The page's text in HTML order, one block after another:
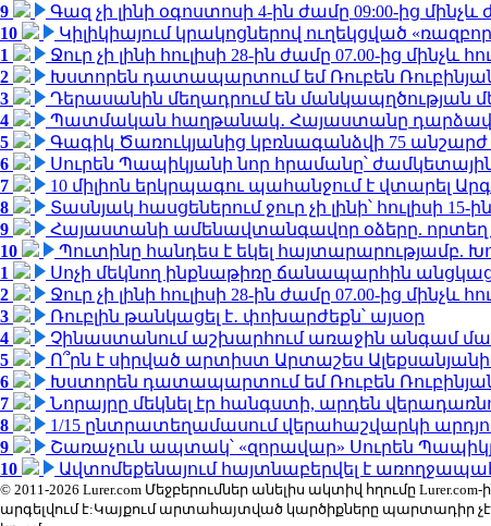
9
Գազ չի լինի օգոստոսի 4-ին ժամը 09:00-ից մինչև
10
Կիլիկիայում կրակոցներով ուղեկցված
1
Ջուր չի լինի հուլիսի 28-ին ժամը 07.00-ից մինչև
2
Խստորեն դատապարտում եմ Ռուբեն
3
Դերասանին մեղադրում են մանկապղծության
4
Պատմական հաղթանակ․ Հայաստանը դարձավ
5
Գագիկ Ծառուկյանից կբռնագանձվի 75 անշարժ
6
Սուրեն Պապիկյանի նոր հրամանը՝
7
10 միլիոն երկրպագու պահանջում է վտարել
8
Տասնյակ հասցեներում ջուր չի լինի՝ հուլիսի 15-
9
Հայաստանի ամենավտանգավոր օձերը.
10
Պուտինը հանդես է եկել հայտարարությամբ.
1
Սոչի մեկնող ինքնաթիռը ճանապարհին
2
Ջուր չի լինի հուլիսի 28-ին ժամը 07.00-ից մինչև
3
Ռուբլին թանկացել է․ փոխարժեքն՝ այսօր
4
Չինաստանում աշխարհում առաջին անգամ
5
Ո՞րն է սիրված արտիստ Արտաշես
6
Խստորեն դատապարտում եմ Ռուբեն
7
Նորայրը մեկնել էր հանգստի, արդեն
8
1/15 ընտրատեղամասում վերահաշվարկի
9
Շառաչուն ապտակ՝ «զորավար» Սուրեն
10
Ավտոմեքենայում հայտնաբերվել է
© 2011-2026 Lurer.com Մեջբերումներ անելիս ակտիվ հղումը
արգելվում է:Կայքում արտահայտված կարծիքները պարտադիր